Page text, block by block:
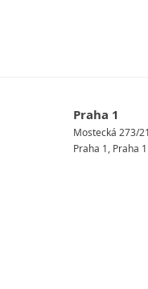
Praha 1
Mostecká 273/
Praha 1, Praha 1